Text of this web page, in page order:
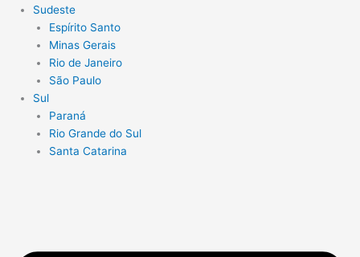
Sudeste
Espírito Santo
Minas Gerais
Rio de Janeiro
São Paulo
Sul
Paraná
Rio Grande do Sul
Santa Catarina